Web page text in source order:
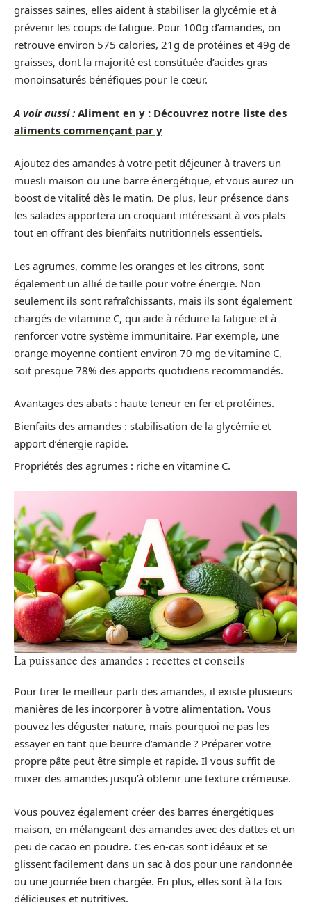
graisses saines, elles aident à stabiliser la glycémie et à
prévenir les coups de fatigue. Pour 100g d’amandes, on
retrouve environ 575 calories, 21g de protéines et 49g de
graisses, dont la majorité est constituée d’acides gras
monoinsaturés bénéfiques pour le cœur.
A voir aussi : Aliment en y : Découvrez notre liste des
aliments commençant par y
Ajoutez des amandes à votre petit déjeuner à travers un
muesli maison ou une barre énergétique, et vous aurez un
boost de vitalité dès le matin. De plus, leur présence dans
les salades apportera un croquant intéressant à vos plats
tout en offrant des bienfaits nutritionnels essentiels.
Les agrumes, comme les oranges et les citrons, sont
également un allié de taille pour votre énergie. Non
seulement ils sont rafraîchissants, mais ils sont également
chargés de vitamine C, qui aide à réduire la fatigue et à
renforcer votre système immunitaire. Par exemple, une
orange moyenne contient environ 70 mg de vitamine C,
soit presque 78% des apports quotidiens recommandés.
Avantages des abats : haute teneur en fer et protéines.
Bienfaits des amandes : stabilisation de la glycémie et
apport d’énergie rapide.
Propriétés des agrumes : riche en vitamine C.
La puissance des amandes : recettes et conseils
Pour tirer le meilleur parti des amandes, il existe plusieurs
manières de les incorporer à votre alimentation. Vous
pouvez les déguster nature, mais pourquoi ne pas les
essayer en tant que beurre d’amande ? Préparer votre
propre pâte peut être simple et rapide. Il vous suffit de
mixer des amandes jusqu’à obtenir une texture crémeuse.
Vous pouvez également créer des barres énergétiques
maison, en mélangeant des amandes avec des dattes et un
peu de cacao en poudre. Ces en-cas sont idéaux et se
glissent facilement dans un sac à dos pour une randonnée
ou une journée bien chargée. En plus, elles sont à la fois
délicieuses et nutritives.